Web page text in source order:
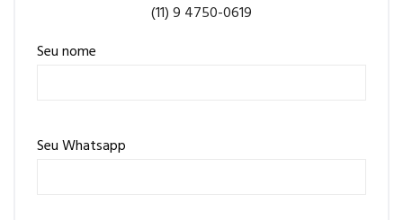
(11) 9 4750-0619
Seu nome
Seu Whatsapp